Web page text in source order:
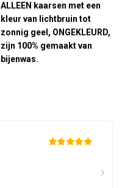
ALLEEN kaarsen met een
kleur van lichtbruin tot
zonnig geel, ONGEKLEURD,
zijn 100% gemaakt van
bijenwas.